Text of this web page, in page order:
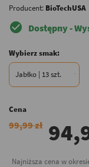
Producent: BioTechUSA
check_circle Dostępny -
Wybierz smak:
Cena
99,99 zł
Najniższa cena w